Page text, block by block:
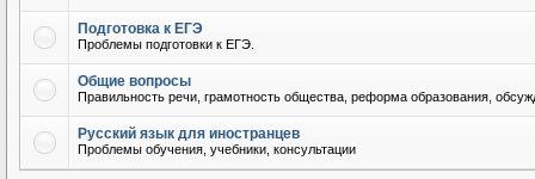
Подготовка к ЕГЭ
Проблемы подготовки к ЕГЭ.
Общие вопросы
Правильность речи, грамотность общества, реформа образования,
Русский язык для иностранцев
Проблемы обучения, учебники, консультации